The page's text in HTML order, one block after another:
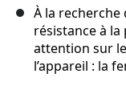
À la recherche
résistance à
attention sur
l’appareil : la